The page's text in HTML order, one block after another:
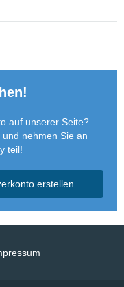
auf unserer Seite?
und nehmen Sie an
teil!
erstellen